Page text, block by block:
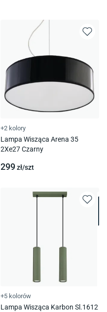
+2 kolory
Lampa Wisząca Arena 35
2Xe27 Czarny
299zł/szt
+5 kolorów
Lampa Wisząca Karbon Sl.1612